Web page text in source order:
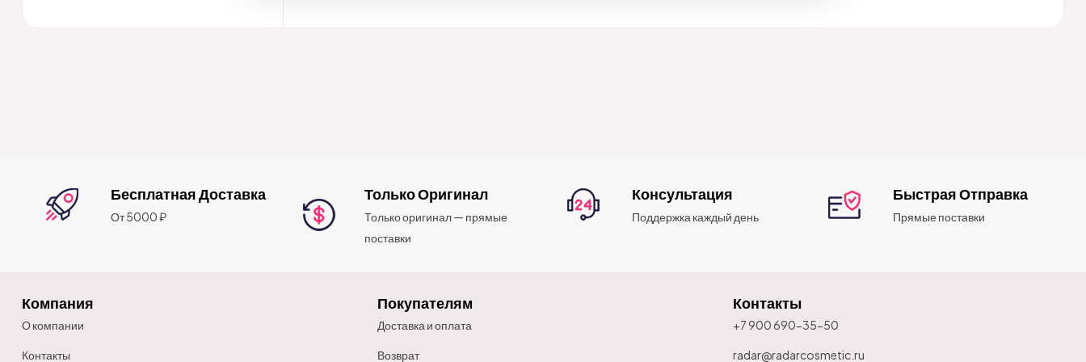
Бесплатная Доставка
От 5000 ₽
Только Оригинал
Только оригинал — прямые
поставки
Консультация
Поддержка каждый день
Быстрая Отправка
Прямые поставки
Компания
О компании
Контакты
Покупателям
Доставка и оплата
Возврат
Контакты
+7 900 690-35-50
radar@radarcosmetic.ru